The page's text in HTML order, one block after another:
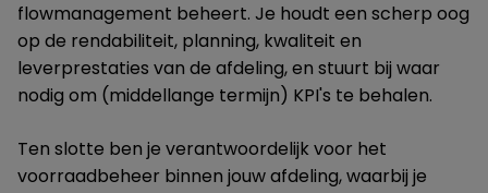
flowmanagement beheert. Je houdt een scherp oog
op de rendabiliteit, planning, kwaliteit en
leverprestaties van de afdeling, en stuurt bij waar
nodig om (middellange termijn) KPI's te behalen.
Ten slotte ben je verantwoordelijk voor het
voorraadbeheer binnen jouw afdeling, waarbij je